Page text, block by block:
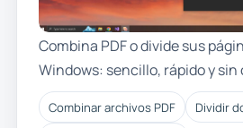
Combina PDF o divide sus
Windows: sencillo, rápido y sin
Combinar archivos PDF
Dividir